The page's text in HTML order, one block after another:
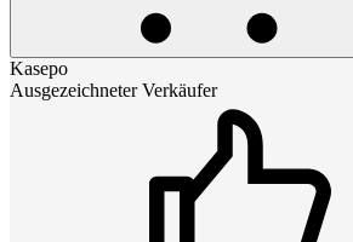
Kasepo
Ausgezeichneter Verkäufer